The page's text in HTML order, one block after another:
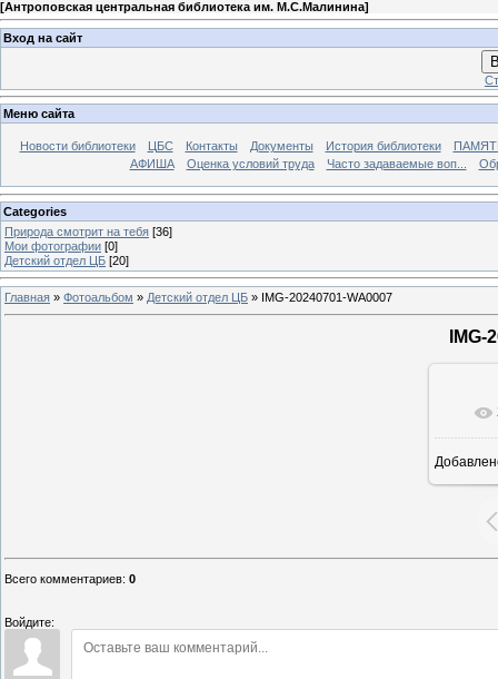
[Антроповская центральная библиотека им. М.С.Малинина]
Вход на сайт
Меню сайта
Новости библиотеки ЦБС Контакты Документы История библиотеки
АФИША
Оценка условий труда Часто задаваемые воп...
Categories
Природа смотрит на тебя [36]
Мои фотографии [0]
Детский отдел ЦБ [20]
Главная » Фотоальбом » Детский отдел ЦБ » IMG-20240701-WA0007
Всего комментариев: 0
Войдите: